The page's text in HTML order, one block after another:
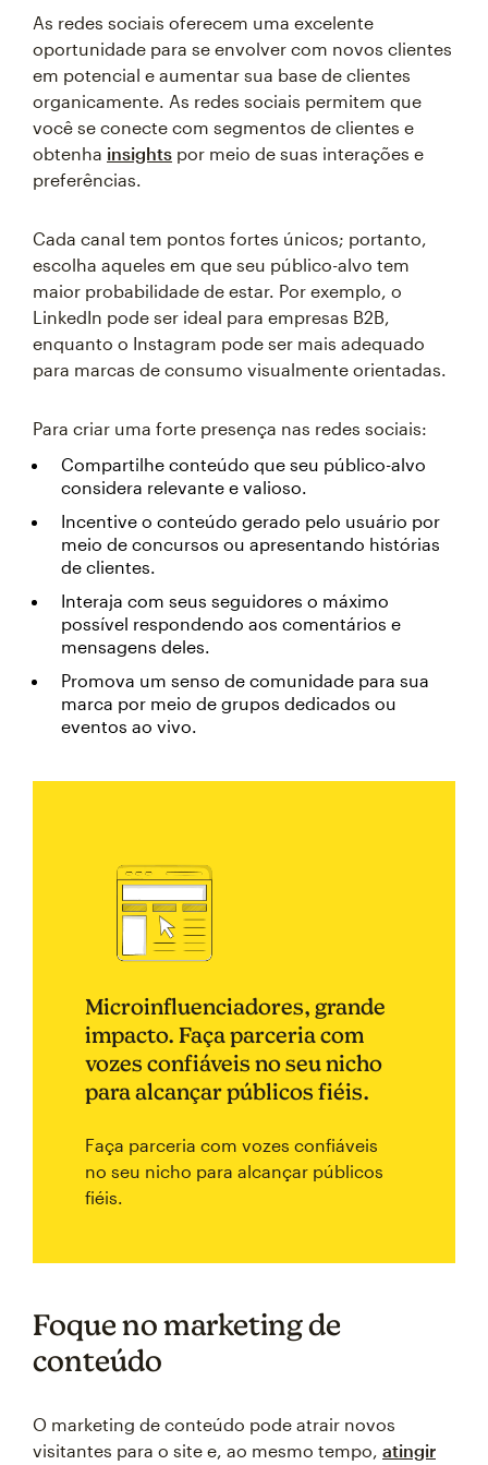
As redes sociais oferecem uma excelente
oportunidade para se envolver com novos clientes
em potencial e aumentar sua base de clientes
organicamente. As redes sociais permitem que
você se conecte com segmentos de clientes e
obtenha insights por meio de suas interações e
preferências.
Cada canal tem pontos fortes únicos; portanto,
escolha aqueles em que seu público-alvo tem
maior probabilidade de estar. Por exemplo, o
LinkedIn pode ser ideal para empresas B2B,
enquanto o Instagram pode ser mais adequado
para marcas de consumo visualmente orientadas.
Para criar uma forte presença nas redes sociais:
Compartilhe conteúdo que seu público-alvo
considera relevante e valioso.
Incentive o conteúdo gerado pelo usuário por
meio de concursos ou apresentando histórias
de clientes.
Interaja com seus seguidores o máximo
possível respondendo aos comentários e
mensagens deles.
Promova um senso de comunidade para sua
marca por meio de grupos dedicados ou
eventos ao vivo.
Microinfluenciadores, grande
impacto. Faça parceria com
vozes confiáveis no seu nicho
para alcançar públicos fiéis.
Faça parceria com vozes confiáveis
no seu nicho para alcançar públicos
fiéis.
Foque no marketing de
conteúdo
O marketing de conteúdo pode atrair novos
visitantes para o site e, ao mesmo tempo, atingir